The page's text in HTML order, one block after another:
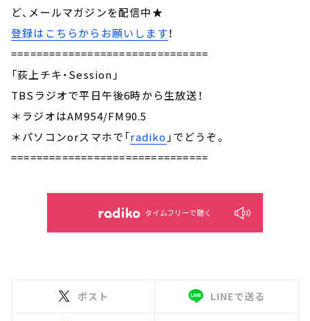
ど、メールマガジンを配信中★
登録はこちらからお願いします！
===============================
「荻上チキ・Session」
TBSラジオで平日午後6時から生放送！
＊ラジオはAM954/FM90.5
＊パソコンorスマホで「radiko 」でどうぞ。
===============================
タイムフリーで聴く
ポスト LINEで送る